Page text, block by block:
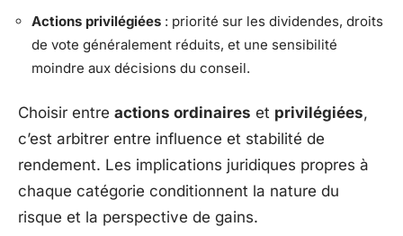
Actions privilégiées : priorité sur les dividendes, droits
de vote généralement réduits, et une sensibilité
moindre aux décisions du conseil.
Choisir entre actions ordinaires et privilégiées,
c’est arbitrer entre influence et stabilité de
rendement. Les implications juridiques propres à
chaque catégorie conditionnent la nature du
risque et la perspective de gains.